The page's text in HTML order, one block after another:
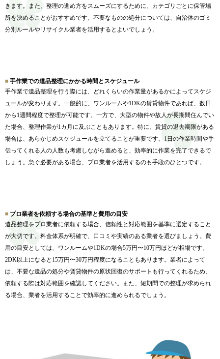
きます。また、 整理の進め方をスムーズにするために、 カテゴリごとに保管場
所を決めることがおすすめです。 不要なものの処分については、 自治体のゴミ
分別ルールやリサイクル業者を活用するとよいでしょ う。
手作業での遺品整理にかかる時間とスケジュール
手作業で遺品整理を行う際には、
どれくらいの作業量があるかによってスケジ
ュールが変わります。 一般的に、ワンルームや1DKの賃貸物件であれば、 数日
から1週間程度で整理が可能です。一方で、 大型の物件や故人が長期間住んでい
た場合、 整理作業が1カ月に及ぶこともあります。特に、 賃貸の退去期限がある
場合は、 あらかじめスケジュールを立てることが重要です。 1日の作業時間や手
伝ってくれる人の人数も考慮しながら進めると
、効率的に作業を完了できるで
しょう。急ぐ必要がある場合、 プロ業者を活用するのも手段のひとつです。
プロ業者を依頼する場合の基準と費用の目安
遺品整理をプロ業者に依頼する場合、 信頼性と対応範囲を基準に選定すること
が大切です。 料金体系が明確で、口コミや実績のある業者を選びましょう。 費
用の目安としては、ワンルームや1DKの場合5万円〜10万円ほどが相場です。
2DK以上になると15万円〜30万円程度になることもあります。業者によって
は、 不要な遺品の処分や賃貸物件の原状回復のサポートも行ってくれるため、
依頼する際は対応範囲を確認してください。また、 短期間での整理が求められ
る場合、 業者を活用することで効率的に進められるでしょう。